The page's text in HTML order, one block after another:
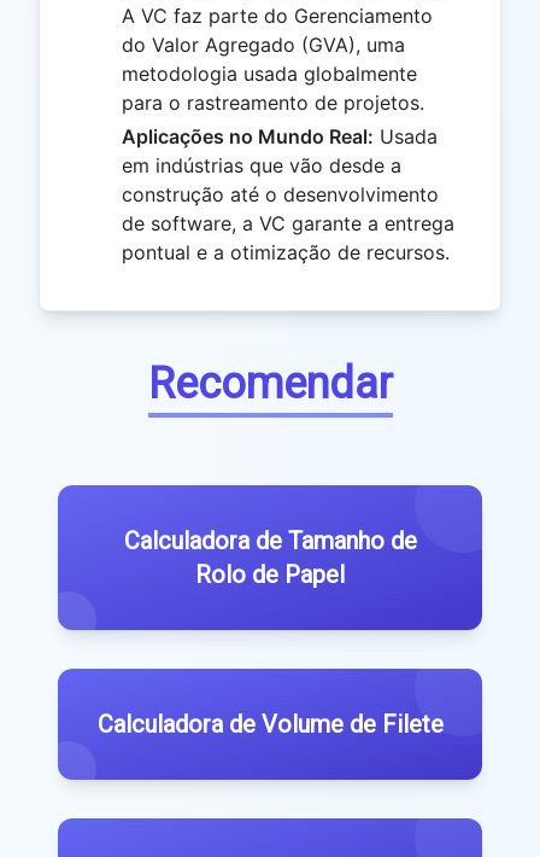
A VC faz parte do Gerenciamento
do Valor Agregado (GVA), uma
metodologia usada globalmente
para o rastreamento de projetos.
Aplicações no Mundo Real: Usada
em indústrias que vão desde a
construção até o desenvolvimento
de software, a VC garante a entrega
pontual e a otimização de recursos.
Recomendar
Calculadora de Tamanho de
Rolo de Papel
Calculadora de Volume de Filete